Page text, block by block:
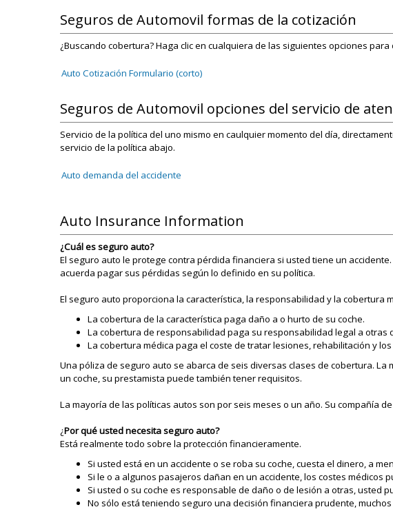
Seguros de Automovil formas de la cotización
¿Buscando cobertura? Haga clic en cualquiera de las siguientes opciones
Auto Cotización Formulario (corto)
Seguros de Automovil opciones del servicio de
Servicio de la política del uno mismo en caulquier momento del día,
servicio de la política abajo.
Auto demanda del accidente
Auto Insurance Information
¿Cuál es seguro auto?
El seguro auto le protege contra pérdida financiera si usted tiene un
acuerda pagar sus pérdidas según lo definido en su política.
El seguro auto proporciona la característica, la responsabilidad y la cobertura
La cobertura de la característica paga daño a o hurto de su coche.
La cobertura de responsabilidad paga su responsabilidad legal a otras
La cobertura médica paga el coste de tratar lesiones, rehabilitación y
Una póliza de seguro auto se abarca de seis diversas clases de cobertura.
un coche, su prestamista puede también tener requisitos.
La mayoría de las políticas autos son por seis meses o un año. Su compañía
¿Por qué usted necesita seguro auto?
Está realmente todo sobre la protección financieramente.
Si usted está en un accidente o se roba su coche, cuesta el dinero, a
Si le o a algunos pasajeros dañan en un accidente, los costes médicos
Si usted o su coche es responsable de daño o de lesión a otras, usted
No sólo está teniendo seguro una decisión financiera prudente,